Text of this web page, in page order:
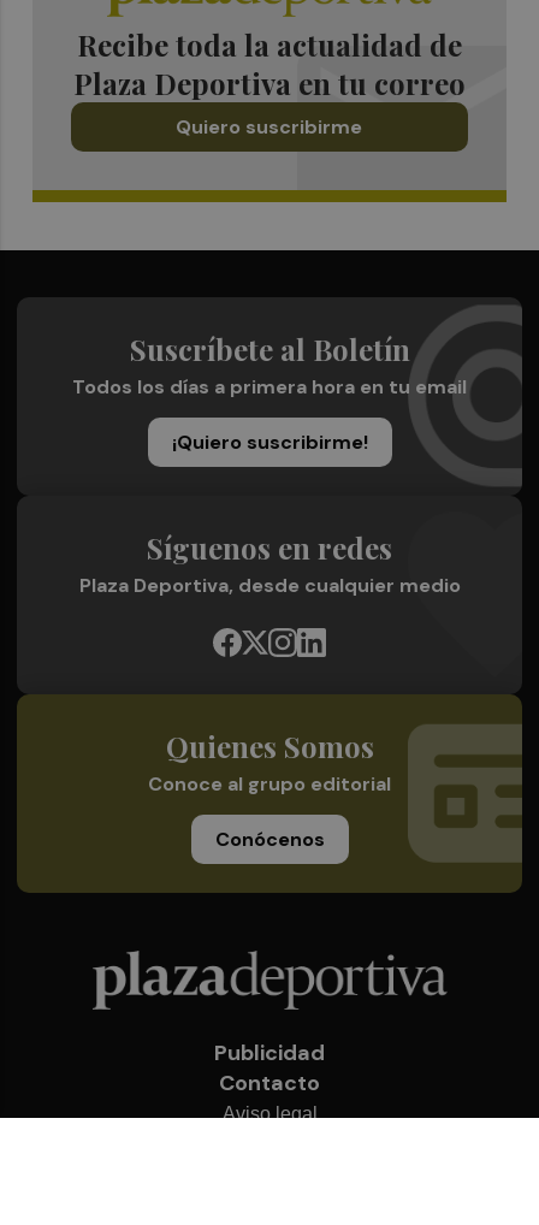
Recibe toda la actualidad de
Plaza Deportiva en tu correo
Quiero suscribirme
Suscríbete al Boletín
Todos los días a primera hora en tu email
¡Quiero suscribirme!
Síguenos en redes
Plaza Deportiva, desde cualquier medio
Quienes Somos
Conoce al grupo editorial
Conócenos
Publicidad
Contacto
Aviso legal